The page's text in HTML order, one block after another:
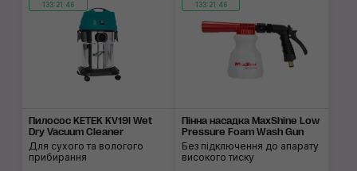
133:21:46
Пилосос KETEK KV19I Wet
Dry Vacuum Cleaner
Для сухого та вологого
прибирання
133:21:46
Пінна насадка MaxShine Low
Pressure Foam Wash Gun
Без підключення до апарату
високого тиску